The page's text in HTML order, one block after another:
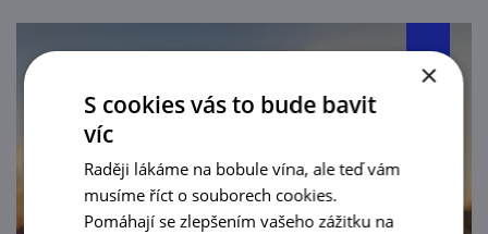
×
S cookies vás to bude bavit
víc
Raději lákáme na bobule vína, ale teď vám
musíme říct o souborech cookies.
Pomáhají se zlepšením vašeho zážitku na